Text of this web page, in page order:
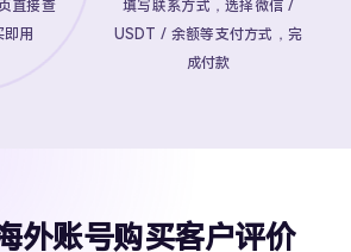
填写联系方式，选择微信 /
USDT / 余额等支付方式，完
成付款
直接查
用
外账号购买客户评价